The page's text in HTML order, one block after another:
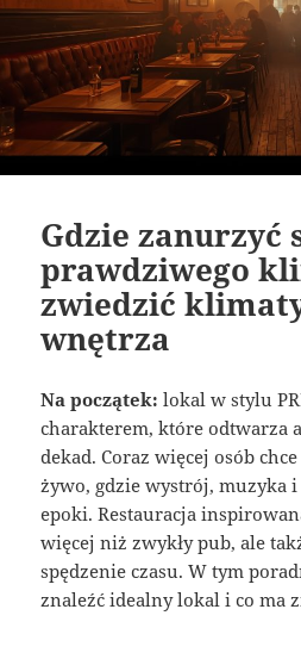
Gdzie zanurzyć
prawdziwego
zwiedzić
wnętrza
Na początek: lokal w stylu
charakterem, które odtwarza
dekad. Coraz więcej osób
żywo, gdzie wystrój, muzyka
epoki. Restauracja
więcej niż zwykły pub, ale
spędzenie czasu. W tym
znaleźć idealny lokal i co ma